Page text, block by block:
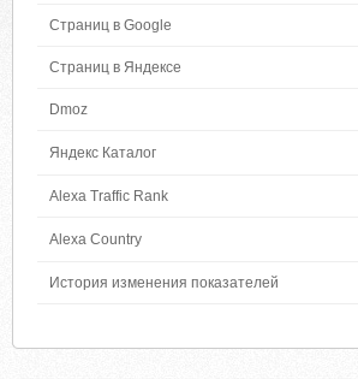
Страниц в Google
Страниц в Яндексе
Dmoz
Яндекс Каталог
Alexa Traffic Rank
Alexa Country
История изменения показателей